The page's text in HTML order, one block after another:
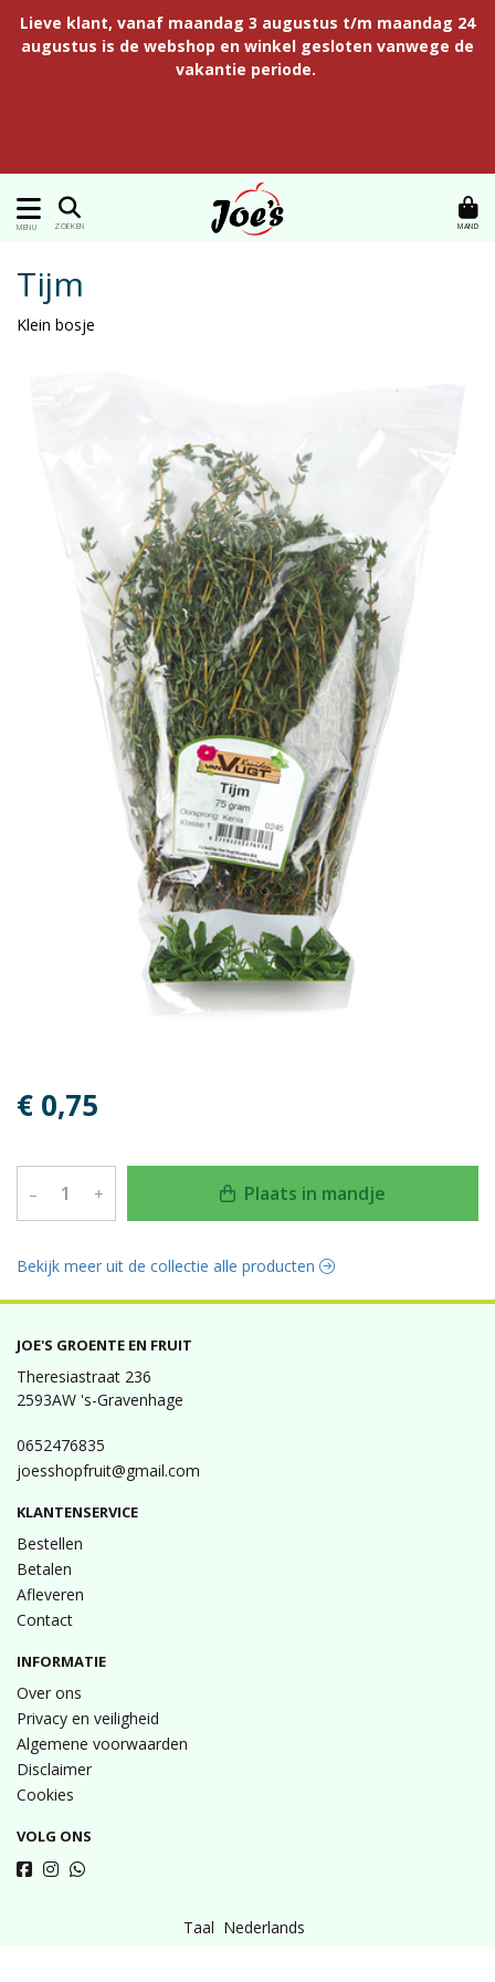
Lieve klant, vanaf maandag 3 augustus t/m maandag 24
augustus is de webshop en winkel gesloten vanwege de
vakantie periode.
MENU ZOEKEN MAND
Tijm
Klein bosje
€ 0,75
– + Plaats in mandje
Bekijk meer uit de collectie alle producten
JOE'S GROENTE EN FRUIT
Theresiastraat 236
2593AW 's-Gravenhage
0652476835
joesshopfruit@gmail.com
KLANTENSERVICE
Bestellen
Betalen
Afleveren
Contact
INFORMATIE
Over ons
Privacy en veiligheid
Algemene voorwaarden
Disclaimer
Cookies
VOLG ONS
Taal